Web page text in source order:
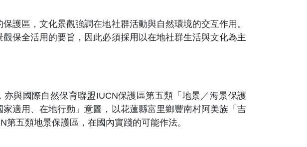
護區，文化景觀強調在地社群活動與自然環境的交互作用。
保全活用的要旨，因此必須採用以在地社群生活與文化為主
與國際自然保育聯盟IUCN保護區第五類「地景／海景保護
適用、在地行動」意圖，以花蓮縣富里鄉豐南村阿美族「吉
五類地景保護區，在國內實踐的可能作法。